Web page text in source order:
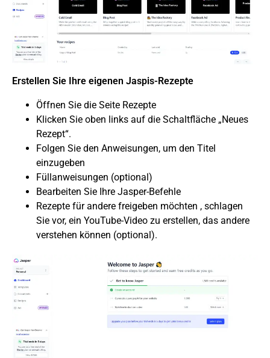
Erstellen Sie Ihre eigenen Jaspis-Rezepte
Öffnen Sie die Seite Rezepte
Klicken Sie oben links auf die Schaltfläche „Neues
Rezept“.
Folgen Sie den Anweisungen, um den Titel
einzugeben
Füllanweisungen (optional)
Bearbeiten Sie Ihre Jasper-Befehle
Rezepte für andere freigeben möchten , schlagen
Sie vor, ein YouTube-Video zu erstellen, das andere
verstehen können (optional).